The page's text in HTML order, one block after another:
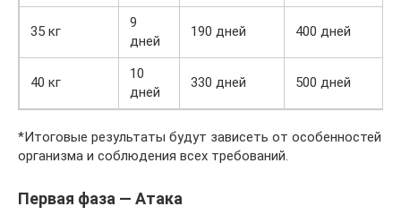
35 кг
9
дней
190 дней 400 дней
40 кг
10
дней
330 дней 500 дней
*Итоговые результаты будут зависеть от особенностей
организма и соблюдения всех требований.
Первая фаза — Атака